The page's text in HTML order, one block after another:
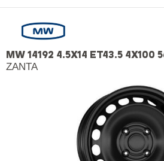
MW 14192 4.5X14 ET43.5 4X100
ΖΆΝΤΑ